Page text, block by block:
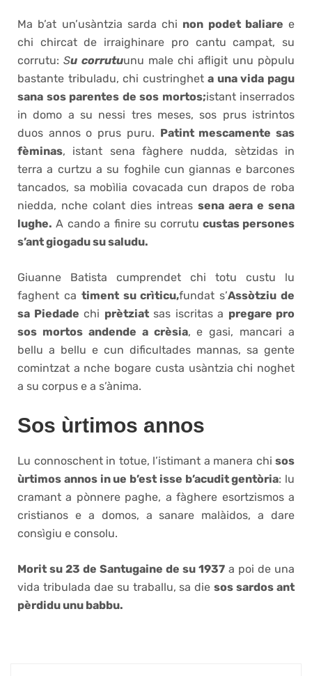
Ma b’at un’usàntzia sarda chi non podet baliare e
chi chircat de irraighinare pro cantu campat, su
corrutu:Su corrutuunu male chi afligit unu pòpulu
bastante tribuladu, chi custringhet a una vida pagu
sana sos parentes de sos mortos;istant inserrados
in domo a su nessi tres meses, sos prus istrintos
duos annos o prus puru. Patint mescamente sas
fèminas, istant sena fàghere nudda, sètzidas in
terra a curtzu a su foghile cun giannas e barcones
tancados, sa mobìlia covacada cun drapos de roba
niedda, nche colant dies intreas sena aera e sena
lughe. A cando a finire su corrutu custas persones
s’ant giogadu su saludu.
Giuanne Batista cumprendet chi totu custu lu
faghent ca timent su crìticu,fundat s’Assòtziu de
sa Piedade chi prètziatsas iscritas a pregare pro
sos mortos andende a crèsia, e gasi, mancari a
bellu a bellu e cun dificultades mannas, sa gente
comintzat a nche bogare custa usàntzia chi noghet
a su corpus e a s’ànima.
Sos ùrtimos annos
Lu connoschent in totue, l’istimant a manera chi sos
ùrtimos annos in ue b’est isse b’acudit gentòria: lu
cramant a pònnere paghe, a fàghere esortzismos a
cristianos e a domos, a sanare malàidos, a dare
consìgiu e consolu.
Morit su 23 de Santugaine de su 1937 a poi de una
vida tribulada dae su traballu, sa diesos sardos ant
pèrdidu unu babbu.